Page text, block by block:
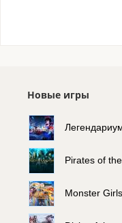
Новые игры
Pirates of
Monster